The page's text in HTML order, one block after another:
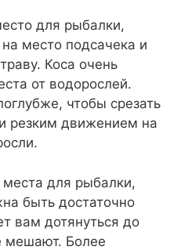
для рыбалки,
место подсачека и
Коса очень
от водорослей.
чтобы срезать
резким движением на
для рыбалки,
быть достаточно
вам дотянуться до
мешают. Более